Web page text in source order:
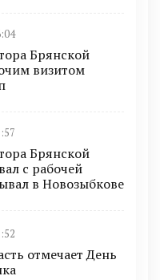
Брянской
визитом
Брянской
с рабочей
в Новозыбкове
отмечает День